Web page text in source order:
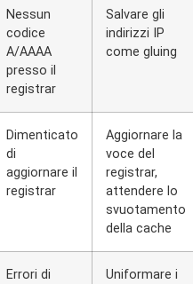
Nessun
codice
A/AAAA
presso il
registrar
Salvare gli
indirizzi IP
come gluing
Dimenticato
di
aggiornare il
registrar
Aggiornare la
voce del
registrar,
attendere lo
svuotamento
della cache
Errori di
Uniformare i